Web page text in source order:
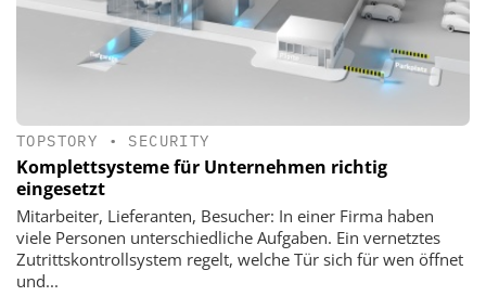
TOPSTORY • SECURITY
Komplettsysteme für Unternehmen richtig
eingesetzt
Mitarbeiter, Lieferanten, Besucher: In einer Firma haben
viele Personen unterschiedliche Aufgaben. Ein vernetztes
Zutrittskontrollsystem regelt, welche Tür sich für wen öffnet
und...